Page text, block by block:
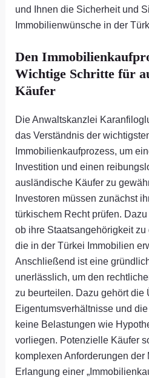
und Ihnen die Sicherheit und
Immobilienwünsche in der
Den
Wichtige Schritte für
Käufer
Die Anwaltskanzlei
das Verständnis der
Immobilienkaufprozess, um
Investition und einen
ausländische Käufer zu
Investoren müssen zunächst
türkischem Recht prüfen.
ob ihre Staatsangehörigkeit
die in der Türkei Immobilien
Anschließend ist eine
unerlässlich, um den
zu beurteilen. Dazu gehört die
Eigentumsverhältnisse und
keine Belastungen wie
vorliegen. Potenzielle Käufer
komplexen Anforderungen
Erlangung einer